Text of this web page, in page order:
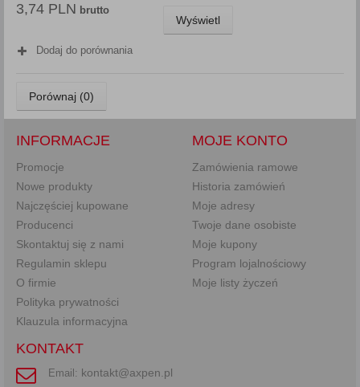
3,74 PLN brutto
Wyświetl
Dodaj do porównania
Porównaj (0)
INFORMACJE
Promocje
Nowe produkty
Najczęściej kupowane
Producenci
Skontaktuj się z nami
Regulamin sklepu
O firmie
Polityka prywatności
Klauzula informacyjna
MOJE KONTO
Zamówienia ramowe
Historia zamówień
Moje adresy
Twoje dane osobiste
Moje kupony
Program lojalnościowy
Moje listy życzeń
KONTAKT
Email: kontakt@axpen.pl